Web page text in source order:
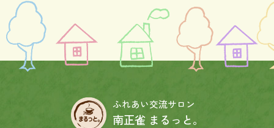
ふれあい交流サロン
南正雀 まるっと。